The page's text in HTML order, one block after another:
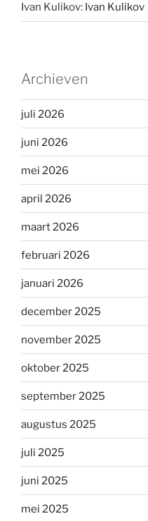
Ivan Kulikov: Ivan Kulikov
Archieven
juli 2026
juni 2026
mei 2026
april 2026
maart 2026
februari 2026
januari 2026
december 2025
november 2025
oktober 2025
september 2025
augustus 2025
juli 2025
juni 2025
mei 2025